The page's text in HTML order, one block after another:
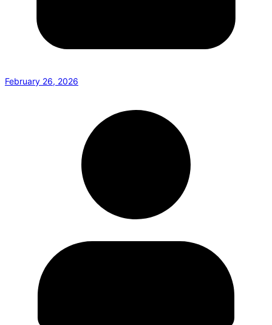
February 26, 2026